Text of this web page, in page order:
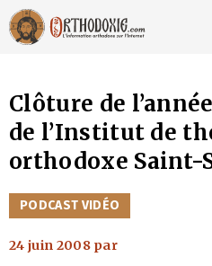
Aller
au
contenu
Clôture de
de l’Institut de
orthodoxe Saint-
CATÉGORIES
PODCAST VIDÉO
24 juin 2008 par